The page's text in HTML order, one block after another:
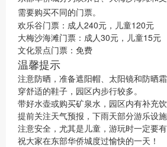
需要购买不同的门票。
欢乐谷门票：成人240元，儿童120元
大梅沙海滩门票：成人30元，儿童15元
文化景点门票：免费
温馨提示
注意防晒，准备遮阳帽、太阳镜和防晒霜
穿舒适的鞋子，园区内步行较多。
带好水壶或购买矿泉水，园区内有补充饮
提前关注天气预报，下雨天部分游乐设施
注意安全，尤其是儿童，游玩时一定要有
祝大家在东部华侨城度过愉快的一天！